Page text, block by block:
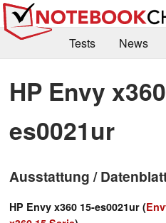
Tests News
Kaufberatung
Deals
Forum
HP Envy
es0021ur
Ausstattung /
HP Envy x360 15-es0021ur (